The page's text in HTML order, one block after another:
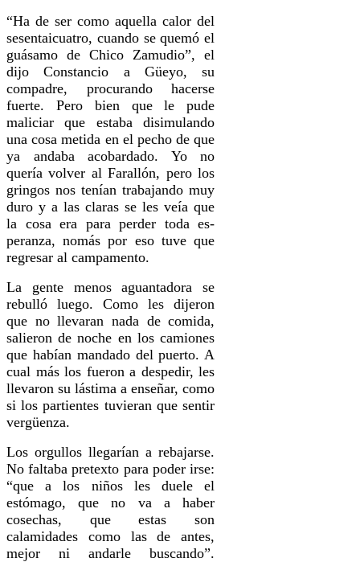
“Ha de ser como aquella calor del
sesentaicuatro, cuando se quemó el
guásamo de Chico Zamudio”, el
dijo Constancio a Güeyo, su
compadre, pro­curando hacerse
fuerte. Pero bien que le pude
maliciar que estaba disimulando
una cosa metida en el pecho de que
ya andaba acobardado. Yo no
quería volver al Farallón, pero los
gringos nos tenían trabajando muy
duro y a las claras se les veía que
la cosa era para perder toda es­
peranza, nomás por eso tuve que
regre­sar al campamento.
La gente menos aguantadora se
rebulló luego. Como les dijeron
que no llevaran nada de comida,
salieron de noche en los camiones
que habían man­dado del puerto. A
cual más los fueron a despedir, les
llevaron su lástima a ense­ñar, como
si los partientes tuvieran que sentir
vergüenza.
Los orgullos llegarían a rebajar­se.
No faltaba pretexto para poder irse:
“que a los niños les duele el
estómago, que no va a haber
cosechas, que estas son
calamidades como las de antes,
me­jor ni andarle buscando”.